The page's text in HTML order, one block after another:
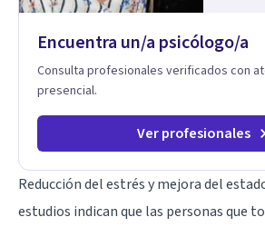
Encuentra un/a psicólogo/a
Consulta profesionales verificados con
presencial.
Ver profesionales
Reducción del estrés y mejora del
estudios indican que las personas que